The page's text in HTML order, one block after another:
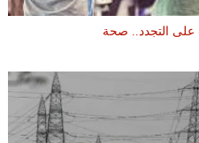
على التجدد.. صحة